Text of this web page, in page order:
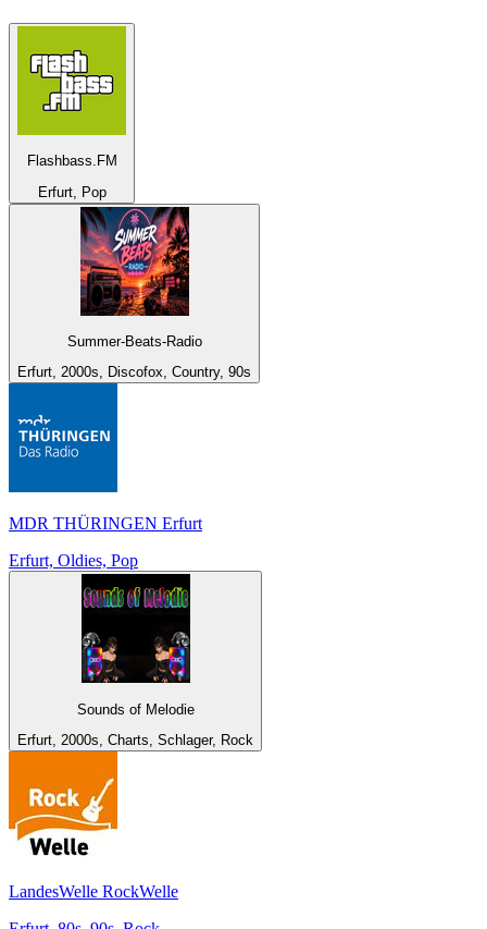
Flashbass.FM
Erfurt, Pop
Summer-Beats-Radio
Erfurt, 2000s, Discofox, Country, 90s
MDR THÜRINGEN Erfurt
Erfurt, Oldies, Pop
Sounds of Melodie
Erfurt, 2000s, Charts, Schlager, Rock
LandesWelle RockWelle